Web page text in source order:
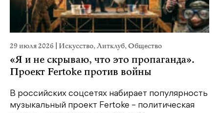
29 июля 2026 Искусство,Литклуб,Общество
«Я и не скрываю, что это пропаганда».
Проект Fertoke против войны
В российских соцсетях набирает популярность
музыкальный проект Fertoke – политическая